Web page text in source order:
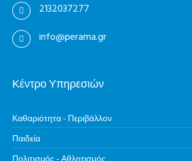
2132037277
info@perama.gr
Κέντρο Υπηρεσιών
Καθαριότητα - Περιβάλλον
Παιδεία